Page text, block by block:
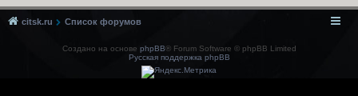
citsk.ru Список форумов
Создано на основе phpBB® Forum Software © phpBB Limited
Русская поддержка phpBB